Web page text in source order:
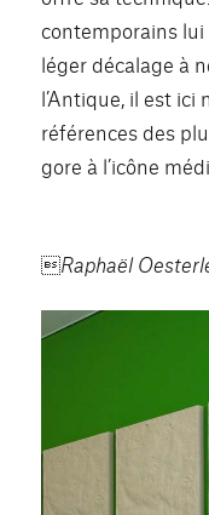
contemporains
léger décalage à
l’Antique, il est ici
références des
gore à l’icône
Raphaël